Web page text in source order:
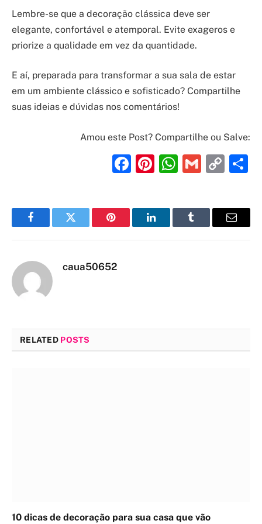
Lembre-se que a decoração clássica deve ser
elegante, confortável e atemporal. Evite exageros e
priorize a qualidade em vez da quantidade.
E aí, preparada para transformar a sua sala de estar
em um ambiente clássico e sofisticado? Compartilhe
suas ideias e dúvidas nos comentários!
Amou este Post? Compartilhe ou Salve:
Facebook
Pinterest
Gmail
FacebookTwitter Pinterest LinkedInTumblr Email
caua50652
RELATED POSTS
10 dicas de decoração para sua casa que vão